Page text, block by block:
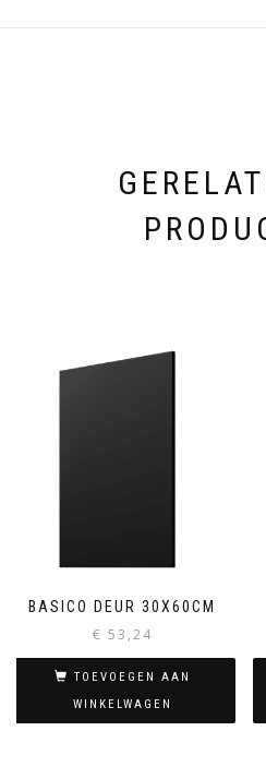
BASICO DEUR 30X60CM
€ 53,24
TOEVOEGEN AAN
WINKELWAGEN